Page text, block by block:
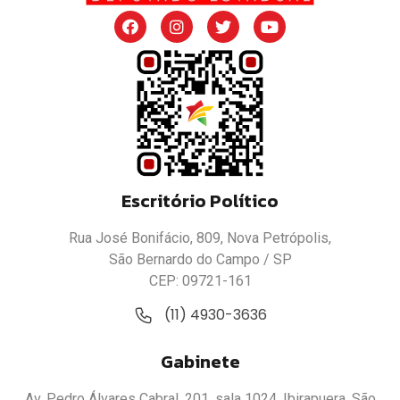
Escritório Político
Rua José Bonifácio, 809, Nova Petrópolis,
São Bernardo do Campo / SP
CEP: 09721-161
(11) 4930-3636
Gabinete